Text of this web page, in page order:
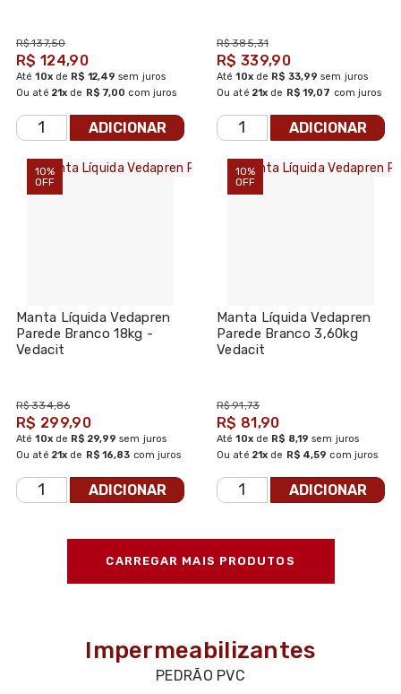
R$ 137,50
R$ 124,90
Até10xde R$ 12,49 sem juros
Ou até 21x de R$ 7,00 com juros
ADICIONAR
R$ 385,31
R$ 339,90
Até10xde R$ 33,99 sem juros
Ou até 21x de R$ 19,07 com juros
ADICIONAR
10%
OFF
Manta Líquida Vedapren
Parede Branco 18kg -
Vedacit
R$ 334,86
R$ 299,90
Até10xde R$ 29,99 sem juros
Ou até 21x de R$ 16,83 com juros
ADICIONAR
10%
OFF
Manta Líquida Vedapren
Parede Branco 3,60kg
Vedacit
R$ 91,73
R$ 81,90
Até10xde R$ 8,19 sem juros
Ou até 21x de R$ 4,59 com juros
ADICIONAR
CARREGAR MAIS PRODUTOS
Impermeabilizantes
PEDRÃO PVC